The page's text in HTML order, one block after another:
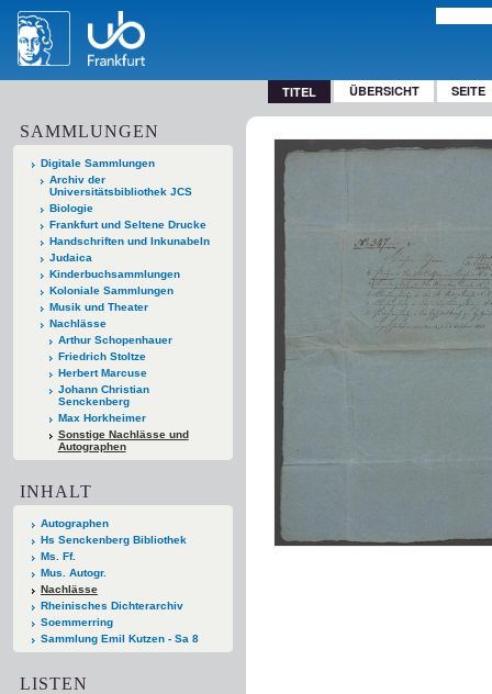
TITEL ÜBERSICHT SEITE
SAMMLUNGEN
Digitale Sammlungen
Archiv der
Universitätsbibliothek JCS
Biologie
Frankfurt und Seltene Drucke
Handschriften und Inkunabeln
Judaica
Kinderbuchsammlungen
Koloniale Sammlungen
Musik und Theater
Nachlässe
Arthur Schopenhauer
Friedrich Stoltze
Herbert Marcuse
Johann Christian
Senckenberg
Max Horkheimer
Sonstige Nachlässe und
Autographen
INHALT
Autographen
Hs Senckenberg Bibliothek
Ms. Ff.
Mus. Autogr.
Nachlässe
Rheinisches Dichterarchiv
Soemmerring
Sammlung Emil Kutzen - Sa 8
LISTEN